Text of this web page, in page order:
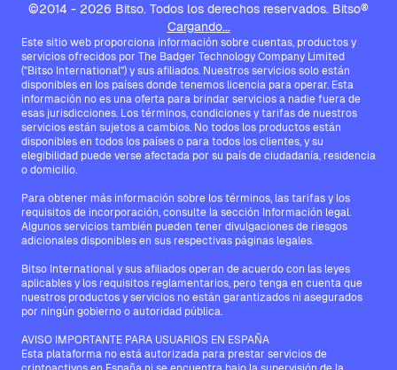
©2014 - 2026 Bitso. Todos los derechos reservados. Bitso®
Cargando...
Este sitio web proporciona información sobre cuentas, productos y
servicios ofrecidos por The Badger Technology Company Limited
("Bitso International") y sus afiliados. Nuestros servicios solo están
disponibles en los países donde tenemos licencia para operar. Esta
información no es una oferta para brindar servicios a nadie fuera de
esas jurisdicciones. Los términos, condiciones y tarifas de nuestros
servicios están sujetos a cambios. No todos los productos están
disponibles en todos los países o para todos los clientes, y su
elegibilidad puede verse afectada por su país de ciudadanía, residencia
o domicilio.
Para obtener más información sobre los términos, las tarifas y los
requisitos de incorporación, consulte la sección Información legal.
Algunos servicios también pueden tener divulgaciones de riesgos
adicionales disponibles en sus respectivas páginas legales.
Bitso International y sus afiliados operan de acuerdo con las leyes
aplicables y los requisitos reglamentarios, pero tenga en cuenta que
nuestros productos y servicios no están garantizados ni asegurados
por ningún gobierno o autoridad pública.
AVISO IMPORTANTE PARA USUARIOS EN ESPAÑA
Esta plataforma no está autorizada para prestar servicios de